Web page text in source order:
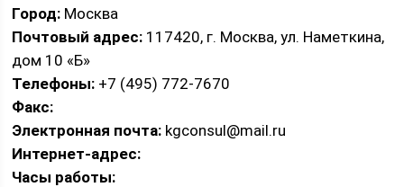
Город: Москва
Почтовый адрес: 117420, г. Москва, ул. Наметкина,
дом 10 «Б»
Телефоны: +7 (495) 772-7670
Факс:
Электронная почта: kgconsul@mail.ru
Интернет-адрес:
Часы работы: